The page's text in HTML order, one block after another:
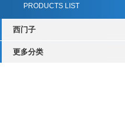
PRODUCTS LIST
西门子
更多分类